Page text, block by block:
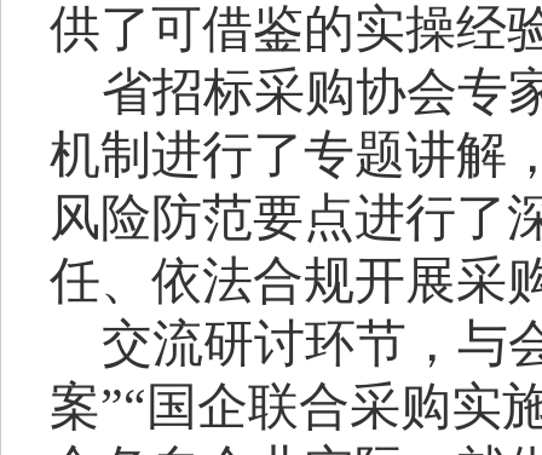
供了可借鉴的实操经
省招标采购协会专
机制进行了专题讲解
风险防范要点进行了
任、依法合规开展采
交流研讨环节，与
案”“国企联合采购实